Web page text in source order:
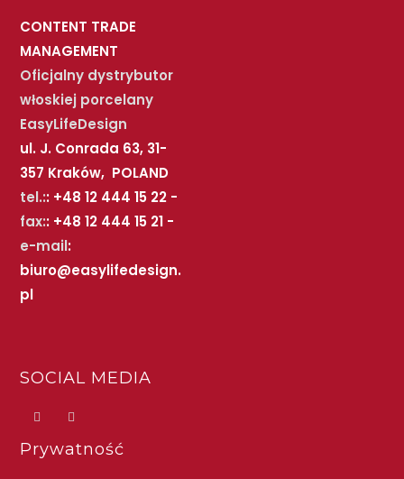
CONTENT TRADE
MANAGEMENT
Oficjalny dystrybutor
włoskiej porcelany
EasyLifeDesign
ul. J. Conrada 63, 31-
357 Kraków, POLAND
tel.:: +48 12 444 15 22 -
fax:: +48 12 444 15 21 -
e-mail:
biuro@easylifedesign.
pl
SOCIAL MEDIA
Prywatność